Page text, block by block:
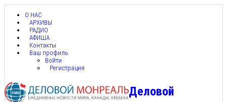
О НАС
АРХИВЫ
РАДИО
АФИША
Контакты
Ваш профиль
Войти
Регистрация
Деловой